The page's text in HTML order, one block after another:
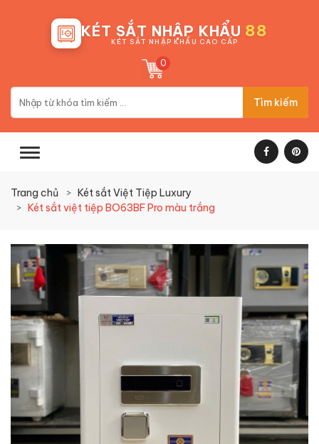
KÉT SẮT NHẬP KHẨU 88
KÉT SẮT NHẬP KHẨU CAO CẤP
0
Tìm kiếm
Trang chủ
Két sắt Việt Tiệp Luxury
Két sắt việt tiệp BO63BF Pro màu trắng